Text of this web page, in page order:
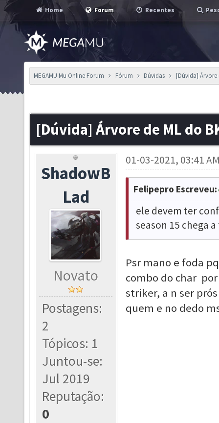
Home Forum Recentes
MEGAMU Mu Online Forum Fórum Dúvidas [Dúvida] Árvore
[Dúvida] Árvore de ML do
ShadowB
Lad
Novato
Postagens:
2
Tópicos: 1
Juntou-se:
Jul 2019
Reputação:
0
01-03-2021, 03:41
Felipepro Escreveu:
ele devem ter
season 15 chega
Psr mano e foda
combo do char
striker, a n ser
quem e no dedo